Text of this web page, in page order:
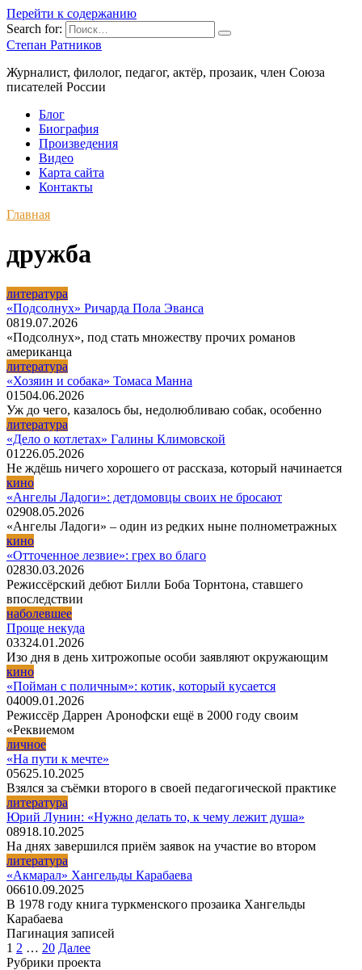
Перейти к содержанию
Search for:
Степан Ратников
Журналист, филолог, педагог, актёр, прозаик, член Союза
писателей России
Блог
Биография
Произведения
Видео
Карта сайта
Контакты
Главная
дружба
литература
«Подсолнух» Ричарда Пола Эванса
0819.07.2026
«Подсолнух», под стать множеству прочих романов
американца
литература
«Хозяин и собака» Томаса Манна
01504.06.2026
Уж до чего, казалось бы, недолюбливаю собак, особенно
литература
«Дело о котлетах» Галины Климовской
01226.05.2026
Не ждёшь ничего хорошего от рассказа, который начинается
кино
«Ангелы Ладоги»: детдомовцы своих не бросают
02908.05.2026
«Ангелы Ладоги» – один из редких ныне полнометражных
кино
«Отточенное лезвие»: грех во благо
02830.03.2026
Режиссёрский дебют Билли Боба Торнтона, ставшего
впоследствии
наболевшее
Проще некуда
03324.01.2026
Изо дня в день хитрожопые особи заявляют окружающим
кино
«Пойман с поличным»: котик, который кусается
04009.01.2026
Режиссёр Даррен Аронофски ещё в 2000 году своим
«Реквиемом
личное
«На пути к мечте»
05625.10.2025
Взялся за съёмки второго в своей педагогической практике
литература
Юрий Лунин: «Нужно делать то, к чему лежит душа»
08918.10.2025
На днях завершился приём заявок на участие во втором
литература
«Акмарал» Хангельды Карабаева
06610.09.2025
В 1978 году книга туркменского прозаика Хангельды
Карабаева
Пагинация записей
1 2 … 20 Далее
Рубрики проекта